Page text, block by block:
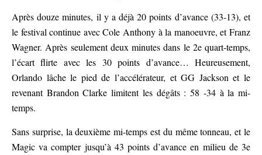
Après douze minutes, il y a déjà 20 points d’avance (33-13), et
le festival continue avec Cole Anthony à la manoeuvre, et Franz
Wagner. Après seulement deux minutes dans le 2e quart-temps,
l’écart flirte avec les 30 points d’avance… Heureusement,
Orlando lâche le pied de l’accélérateur, et GG Jackson et le
revenant Brandon Clarke limitent les dégâts : 58 -34 à la mi-
temps.
Sans surprise, la deuxième mi-temps est du même tonneau, et le
Magic va compter jusqu’à 43 points d’avance en milieu de 3e